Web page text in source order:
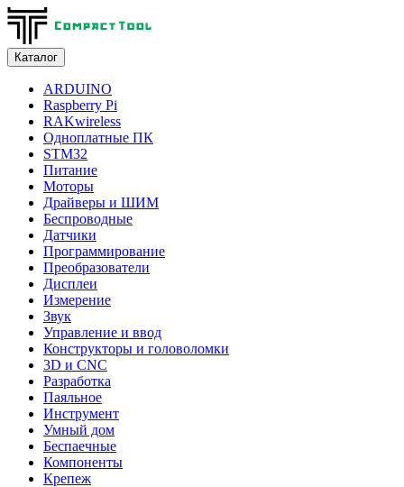
Каталог
ARDUINO
Raspberry Pi
RAKwireless
Одноплатные ПК
STM32
Питание
Моторы
Драйверы и ШИМ
Беспроводные
Датчики
Программирование
Преобразователи
Дисплеи
Измерение
Звук
Управление и ввод
Конструкторы и головоломки
3D и CNC
Разработка
Паяльное
Инструмент
Умный дом
Беспаечные
Компоненты
Крепеж